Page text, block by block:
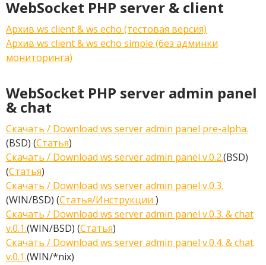
WebSocket PHP server & client
Архив ws client & ws echo (тестовая версия)
Архив ws client & ws echo simple (без админки
мониторинга)
WebSocket PHP server admin panel
& chat
Скачать / Download ws server admin panel pre-alpha.
(BSD) (Статья)
Скачать / Download ws server admin panel v.0.2.(BSD)
(Статья)
Скачать / Download ws server admin panel v.0.3.
(WIN/BSD) (Статья/Инструкции )
Скачать / Download ws server admin panel v.0.3. & chat
v.0.1.(WIN/BSD) (Статья)
Скачать / Download ws server admin panel v.0.4. & chat
v.0.1.(WIN/*nix)